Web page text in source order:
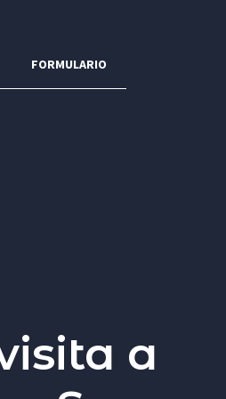
FORMULARIO
a